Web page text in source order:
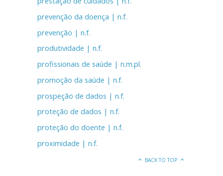
prevenção da doença | n.f.
prevenção | n.f.
produtividade | n.f.
profissionais de saúde | n.m.pl.
promoção da saúde | n.f.
prospeção de dados | n.f.
proteção de dados | n.f.
proteção do doente | n.f.
proximidade | n.f.
BACK TO TOP